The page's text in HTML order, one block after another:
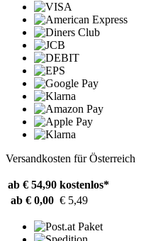
Versandkosten für Österreich
ab € 54,90 kostenlos*
ab € 0,00 € 5,49